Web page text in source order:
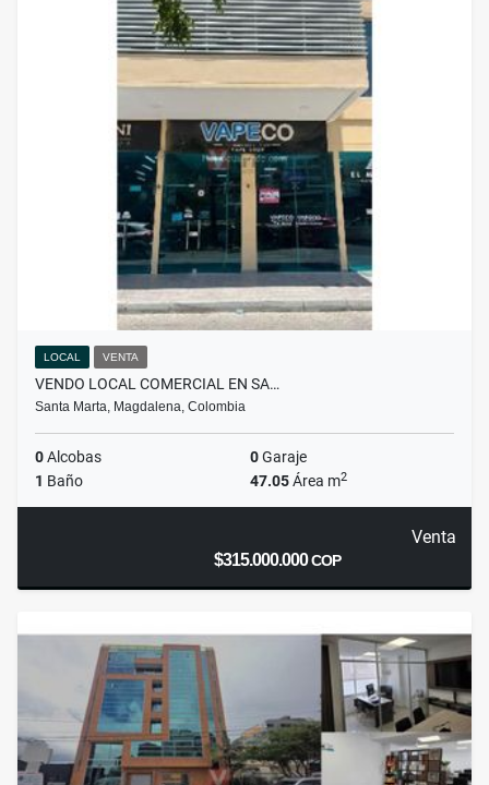
LOCAL VENTA
VENDO LOCAL COMERCIAL EN SA…
Santa Marta, Magdalena, Colombia
0Alcobas 0Garaje
1 Baño 47.05Área m2
Venta
$315.000.000COP